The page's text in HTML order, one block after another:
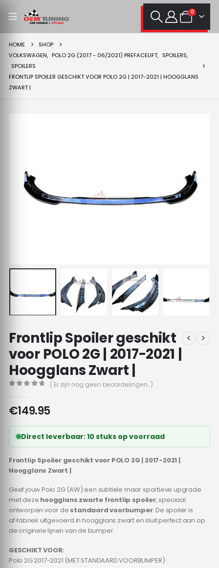
0
HOME
SHOP
VOLKSWAGEN, POLO 2G (2017 - 06/2021) PREFACELIFT, SPOILERS,
SPOILERS
FRONTLIP SPOILER GESCHIKT VOOR POLO 2G | 2017-2021 | HOOGGLANS
ZWART |
Frontlip Spoiler geschikt
voor POLO 2G | 2017-2021 |
Hoogglans Zwart |
( Er zijn nog geen beoordelingen. )
€149.95
Direct leverbaar: 10 stuks op voorraad
Frontlip Spoiler geschikt voor POLO 2G | 2017-2021 |
Hoogglans Zwart |
Geef jouw Polo 2G (AW) een subtiele maar sportieve upgrade
met deze hoogglans zwarte frontlip spoiler, speciaal
ontworpen voor de standaard voorbumper. De spoiler is
af‑fabriek uitgevoerd in hoogglans zwart en sluit perfect aan op
de originele lijnen van de bumper.
GESCHIKT VOOR:
Polo 2G 2017-2021 (MET STANDAARD VOORBUMPER)